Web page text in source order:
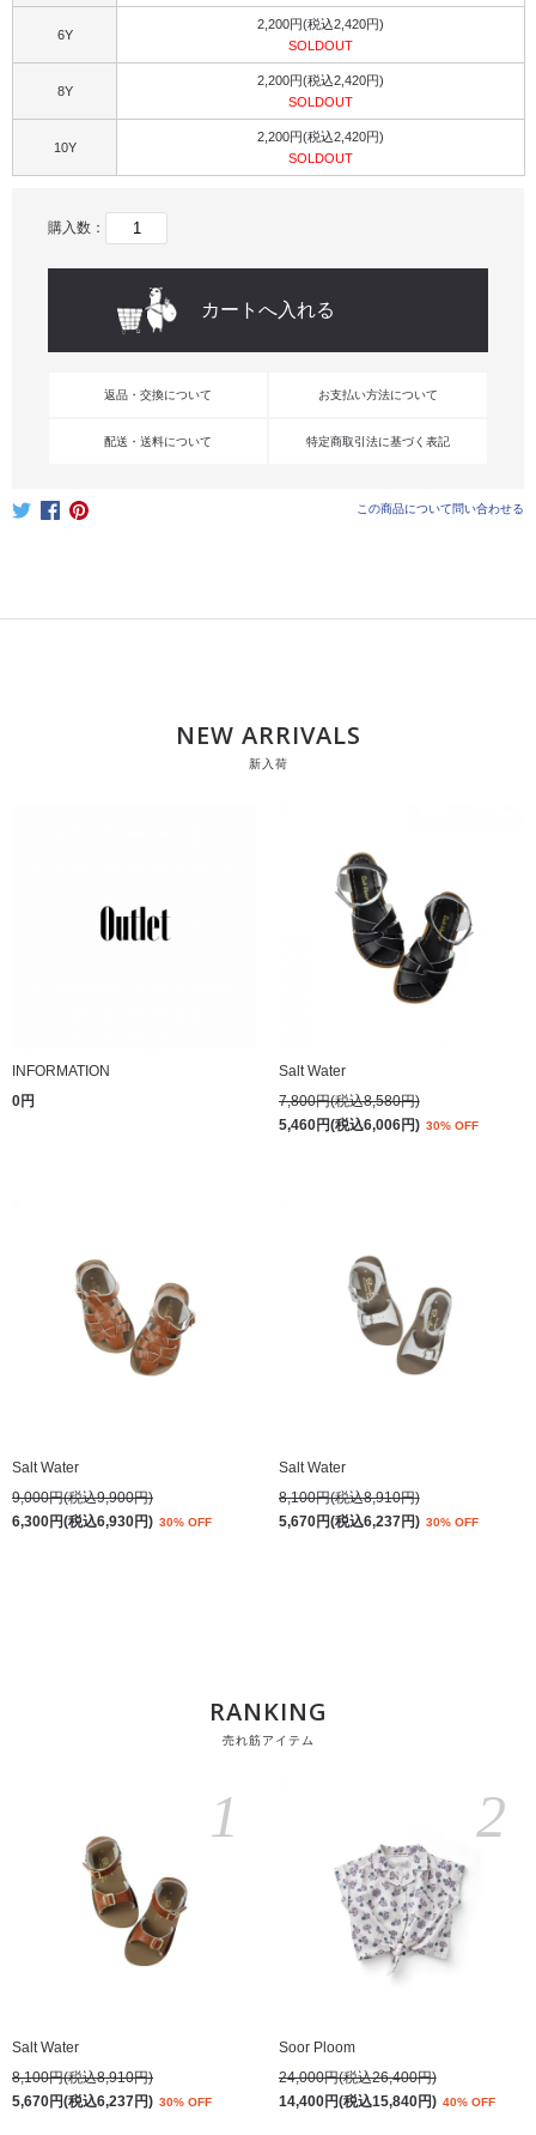
6Y
2,200円(税込2,420円)
SOLDOUT
8Y
2,200円(税込2,420円)
SOLDOUT
10Y
2,200円(税込2,420円)
SOLDOUT
購入数：
返品・交換について お支払い方法について
配送・送料について 特定商取引法に基づく表記
この商品について問い合わせる
NEW ARRIVALS
新入荷
INFORMATION
0円
Salt Water
7,800円(税込8,580円)
5,460円(税込6,006円) 30% OFF
Salt Water
9,000円(税込9,900円)
6,300円(税込6,930円) 30% OFF
Salt Water
8,100円(税込8,910円)
5,670円(税込6,237円) 30% OFF
RANKING
売れ筋アイテム
Salt Water
8,100円(税込8,910円)
5,670円(税込6,237円) 30% OFF
1
Soor Ploom
24,000円(税込26,400円)
14,400円(税込15,840円) 40% OFF
2